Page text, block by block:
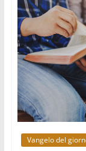
Vangelo del